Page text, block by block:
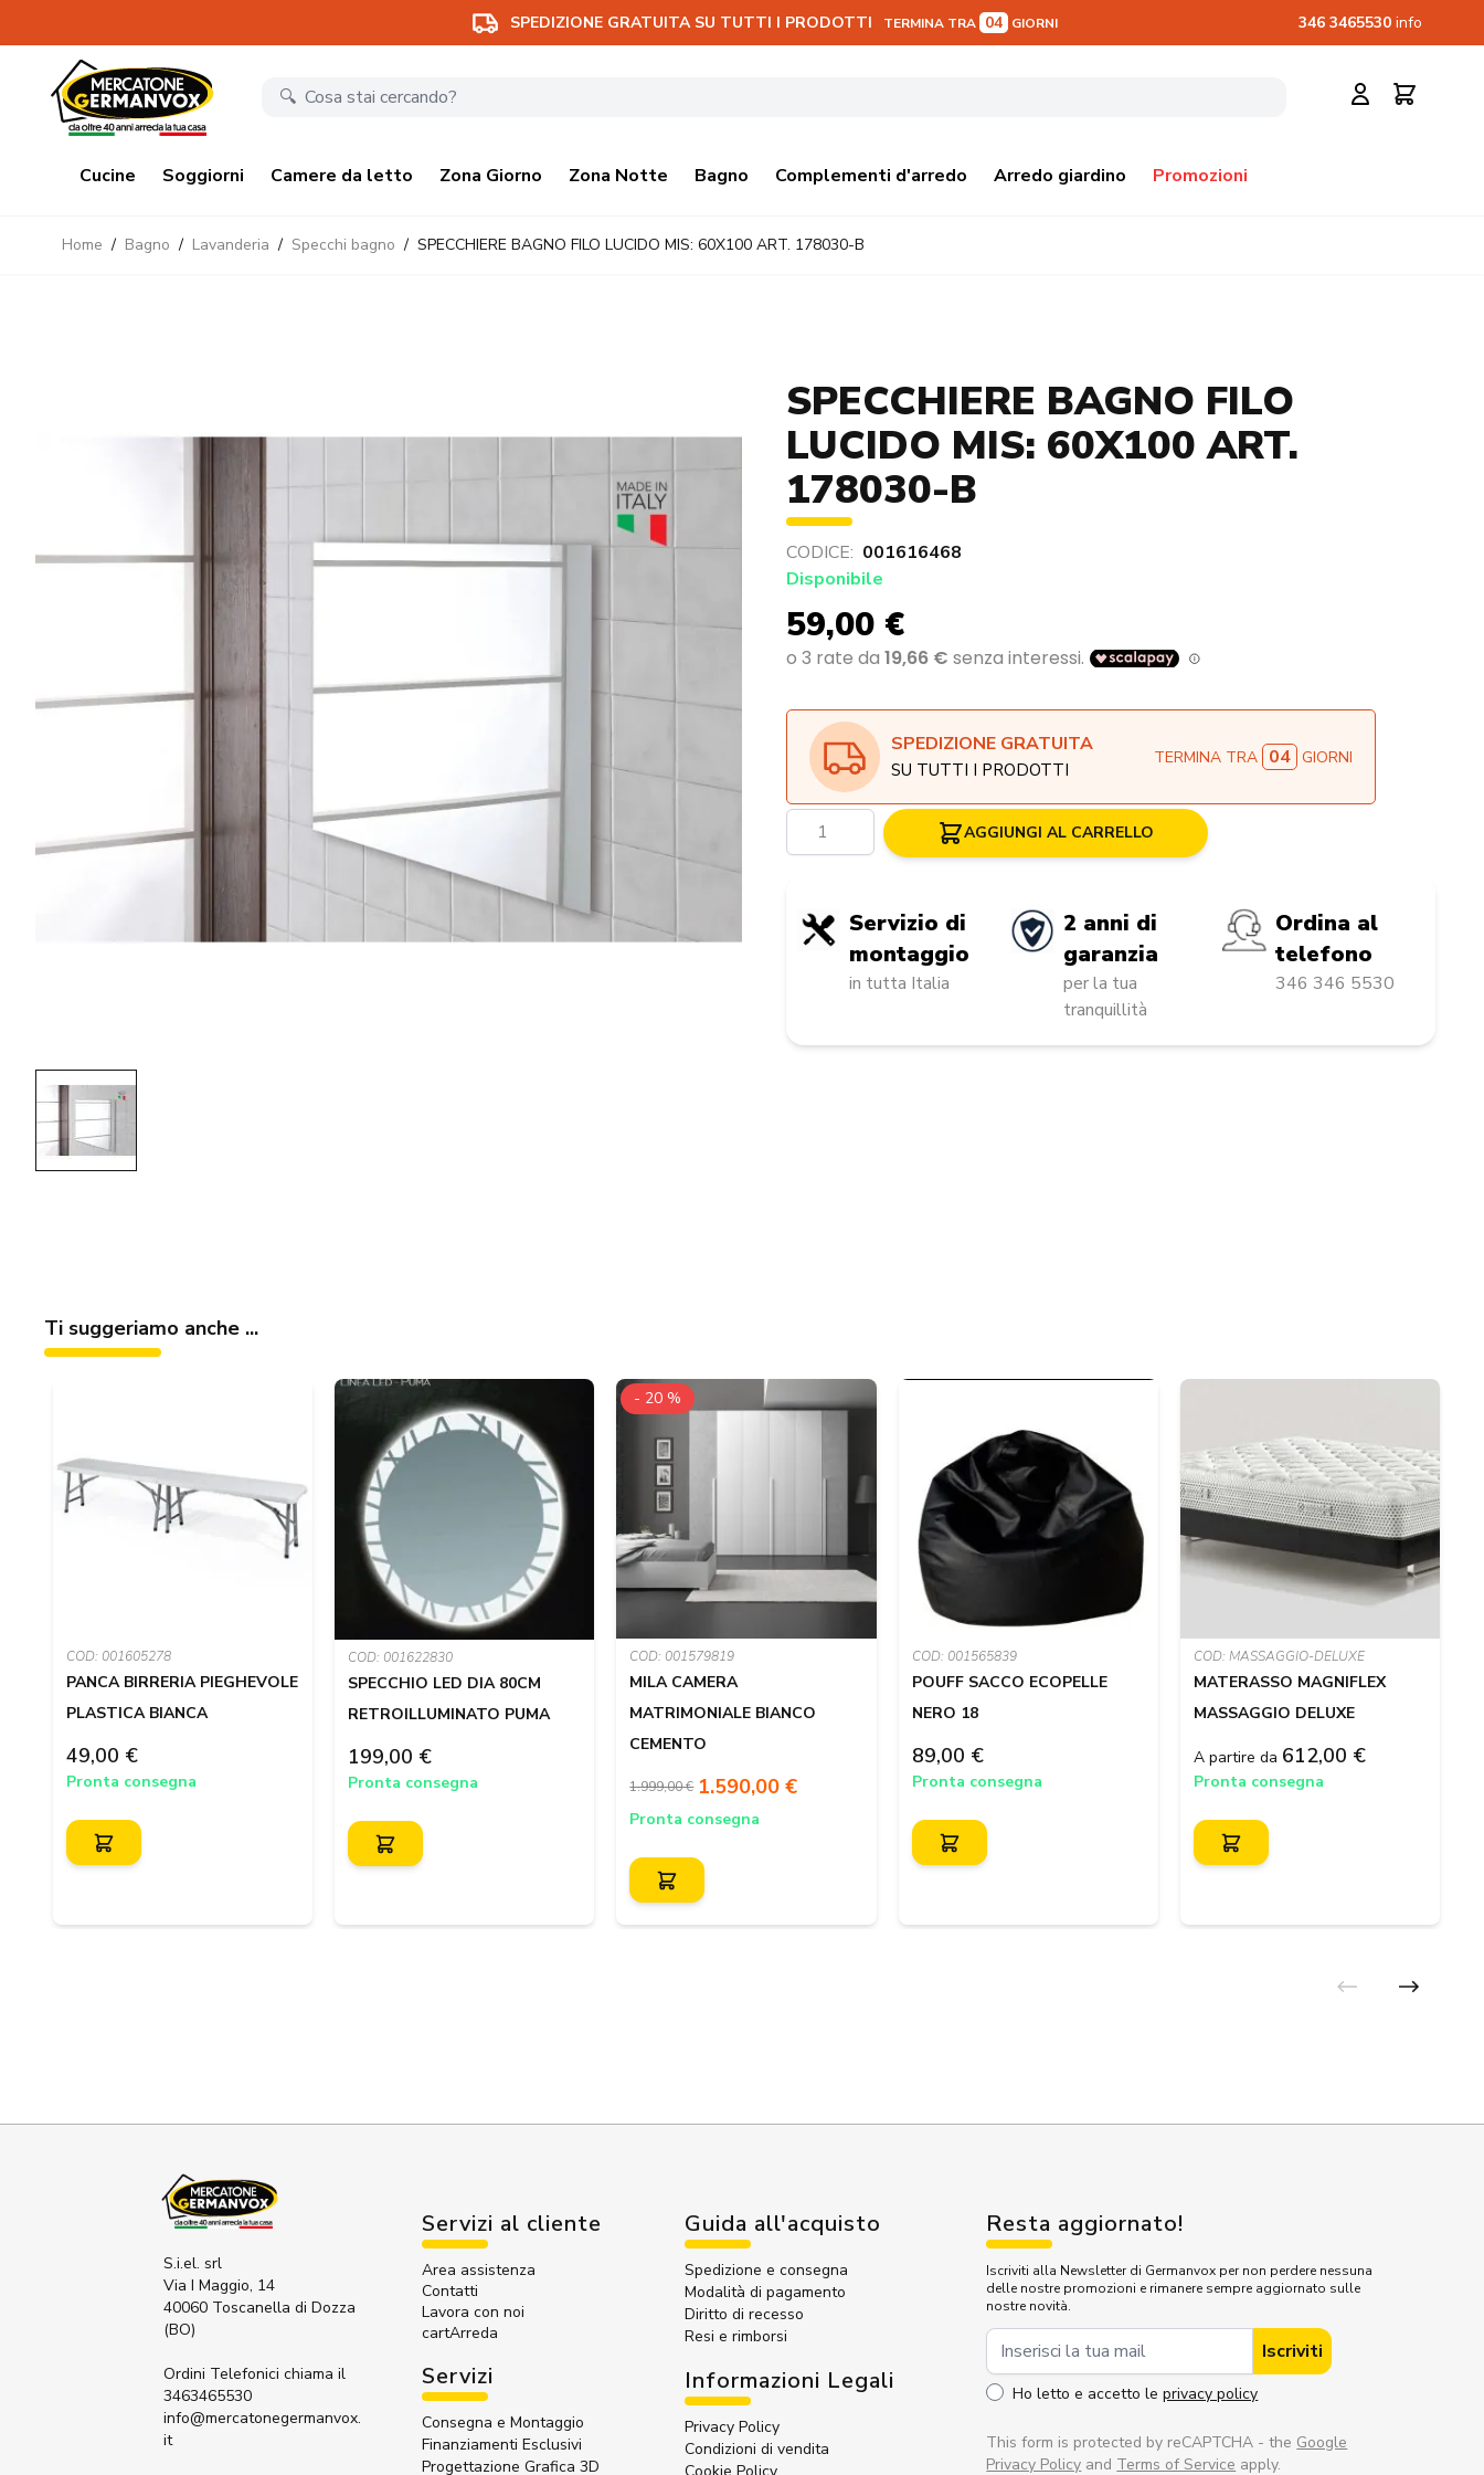
SPEDIZIONE GRATUITA SU TUTTI I PRODOTTI TERMINA TRA 04 GIORNI 346 3465530 info
Salta al contenuto
Carrello
Cucine Soggiorni Camere da letto Zona Giorno Zona Notte Bagno Complementi d'arredo Arredo giardino Promozioni
Home / Bagno / Lavanderia / Specchi bagno / SPECCHIERE BAGNO FILO LUCIDO MIS: 60X100 ART. 178030-B
SPECCHIERE BAGNO FILO
LUCIDO MIS: 60X100 ART.
178030-B
CODICE: 001616468
Disponibile
59,00 €
SPEDIZIONE GRATUITA
SU TUTTI I PRODOTTI
TERMINA TRA 04 GIORNI
Quantità AGGIUNGI AL CARRELLO
Servizio di
montaggio
in tutta Italia
2 anni di
garanzia
per la tua
tranquillità
Ordina al
telefono
346 346 5530
Ti suggeriamo anche ...
COD: 001605278
PANCA BIRRERIA PIEGHEVOLE
PLASTICA BIANCA
49,00 €
Pronta consegna
COD: 001622830
SPECCHIO LED DIA 80CM
RETROILLUMINATO PUMA
199,00 €
Pronta consegna
COD: 001579819
MILA CAMERA
MATRIMONIALE BIANCO
CEMENTO
- 20 %
1.999,00 € 1.590,00 €
Pronta consegna
COD: 001565839
POUFF SACCO ECOPELLE
NERO 18
89,00 €
Pronta consegna
COD: MASSAGGIO-DELUXE
MATERASSO MAGNIFLEX
MASSAGGIO DELUXE
A partire da 612,00 €
Pronta consegna
S.i.el. srl
Via I Maggio, 14
40060 Toscanella di Dozza
(BO)
Ordini Telefonici chiama il
3463465530
info@mercatonegermanvox.
it
Servizi al cliente
Area assistenza
Contatti
Lavora con noi
cartArreda
Servizi
Consegna e Montaggio
Finanziamenti Esclusivi
Progettazione Grafica 3D
Guida all'acquisto
Spedizione e consegna
Modalità di pagamento
Diritto di recesso
Resi e rimborsi
Informazioni Legali
Privacy Policy
Condizioni di vendita
Resta aggiornato!
Iscriviti alla Newsletter di Germanvox per non perdere nessuna
delle nostre promozioni e rimanere sempre aggiornato sulle
nostre novità.
Indirizzo Email Iscriviti
Ho letto e accetto leprivacy policy
This form is protected by reCAPTCHA - the Google
Privacy Policy and Terms of Service apply.